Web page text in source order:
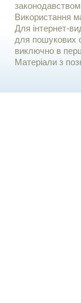
законодавством
Використання
Для iнтернет-
для пошукових
виключно в
Матеріали з